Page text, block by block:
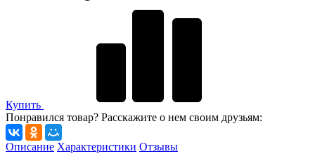
Купить
Понравился товар? Расскажите о нем своим друзьям:
Описание Характеристики Отзывы